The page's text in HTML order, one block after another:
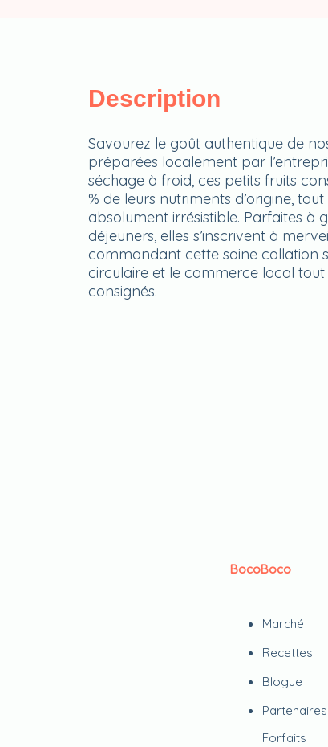
Description
Savourez le goût authentique de
préparées localement par
séchage à froid, ces petits fruits
% de leurs nutriments d’origine,
absolument irrésistible. Parfaites
déjeuners, elles s’inscrivent à
commandant cette saine collation
circulaire et le commerce local
consignés.
BocoBoco
Marché
Recettes
Blogue
Partenaires
Forfaits